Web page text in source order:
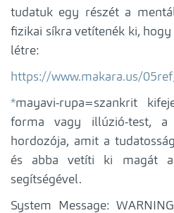
tudatuk egy részét a
fizikai síkra vetítenék ki,
létre:
https://www.makara.us/
*mayavi-rupa=szankrit
forma vagy illúzió-test, a
hordozója, amit a
és abba vetíti ki magát a
segítségével.
System Message: